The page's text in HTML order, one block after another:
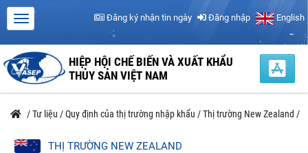
Đăng ký nhận tin ngày Đăng nhập English
HIỆP HỘI CHẾ BIẾN VÀ XUẤT KHẨU
THỦY SẢN VIỆT NAM
/Tư liệu /Quy định của thị trường nhập khẩu /Thị trường New Zealand /
THỊ TRƯỜNG NEW ZEALAND